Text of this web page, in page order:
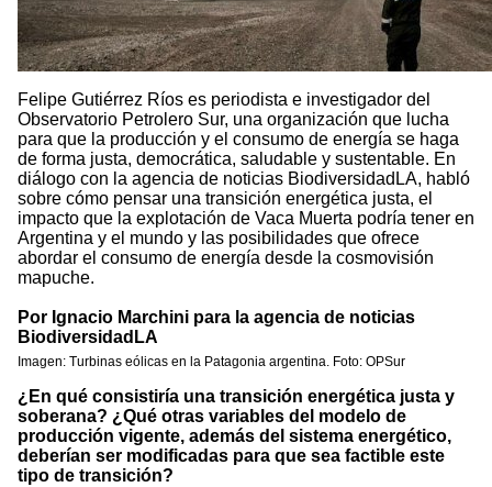
Felipe Gutiérrez Ríos es periodista e investigador del
Observatorio Petrolero Sur, una organización que lucha
para que la producción y el consumo de energía se haga
de forma justa, democrática, saludable y sustentable. En
diálogo con la agencia de noticias BiodiversidadLA, habló
sobre cómo pensar una transición energética justa, el
impacto que la explotación de Vaca Muerta podría tener en
Argentina y el mundo y las posibilidades que ofrece
abordar el consumo de energía desde la cosmovisión
mapuche.
Por Ignacio Marchini para la agencia de noticias
BiodiversidadLA
Imagen: Turbinas eólicas en la Patagonia argentina. Foto: OPSur
¿En qué consistiría una transición energética justa y
soberana? ¿Qué otras variables del modelo de
producción vigente, además del sistema energético,
deberían ser modificadas para que sea factible este
tipo de transición?